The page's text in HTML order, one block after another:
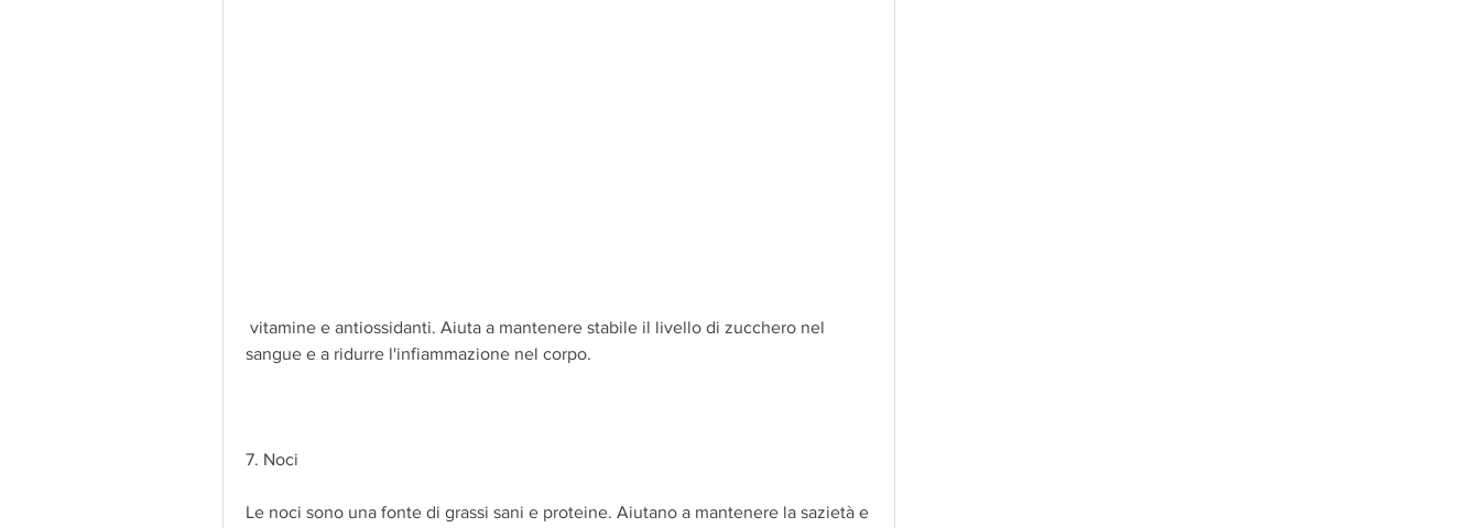
sangue e a ridurre l'infiammazione nel corpo.
7. Noci
Le noci sono una fonte di grassi sani e proteine. Aiutano a mantenere la sazietà e